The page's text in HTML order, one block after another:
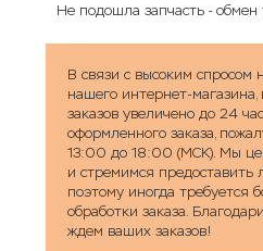
Не подошла запчасть - обмен
В связи с высоким спросом
нашего интернет-магазина,
заказов увеличено до 24
оформленного заказа,
13:00 до 18:00 (МСК). Мы
и стремимся предоставить
поэтому иногда требуется
обработки заказа.
ждем ваших заказов!